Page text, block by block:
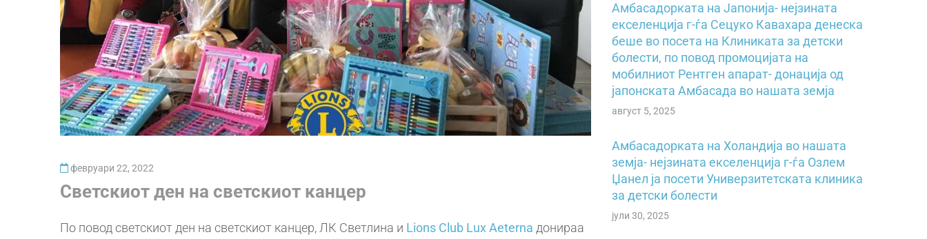
февруари 22, 2022
Светскиот ден на светскиот канцер
По повод светскиот ден на светскиот канцер, ЛК Светлина и Lions Club Lux Aeterna донираа
Амбасадорката на Јапонија- нејзината
екселенција г-ѓа Сецуко Кавахара денеска
беше во посета на Клиниката за детски
болести, по повод промоцијата на
мобилниот Рентген апарат- донација од
јапонската Амбасада во нашата земја
август 5, 2025
Амбасадорката на Холандија во нашата
земја- нејзината екселенција г-ѓа Озлем
Џанел ја посети Универзитетската клиника
за детски болести
јули 30, 2025